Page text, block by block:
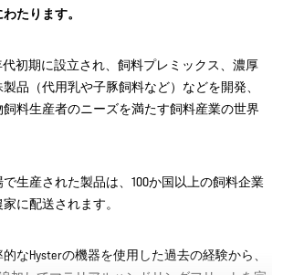
たります。
代初期に設立され、飼料プレミックス、濃厚
品（代用乳や子豚飼料など）などを開発、
料生産者のニーズを満たす飼料産業の世界
生産された製品は、100か国以上の飼料企業
に配送されます。
なHysterの機器を使用した過去の経験から、